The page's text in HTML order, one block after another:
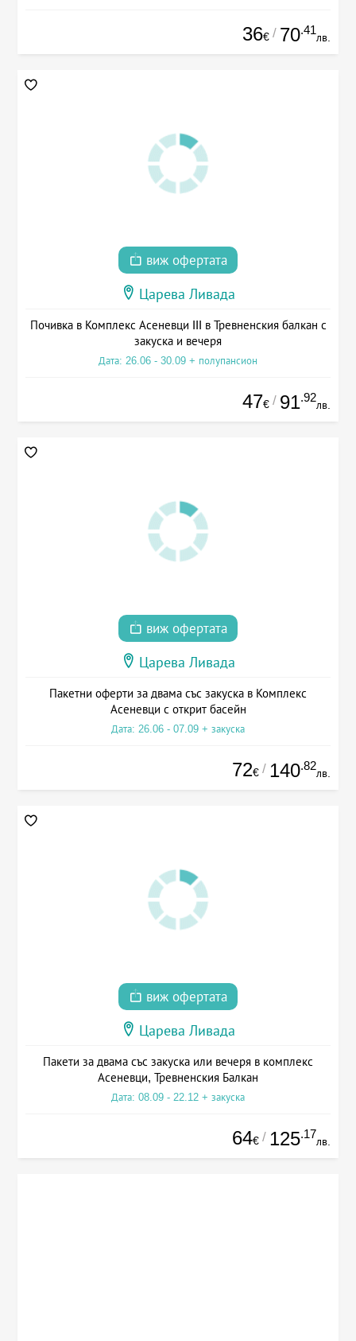
36€ / 70.41
лв.
виж офертата
Царева Ливада
Почивка в Комплекс Асеневци III в Тревненския балкан с
закуска и вечеря
Дата: 26.06 - 30.09 + полупансион
47€ / 91.92
лв.
виж офертата
Царева Ливада
Пакетни оферти за двама със закуска в Комплекс
Асеневци с открит басейн
Дата: 26.06 - 07.09 + закуска
72€ / 140.82
лв.
виж офертата
Царева Ливада
Пакети за двама със закуска или вечеря в комплекс
Асеневци, Тревненския Балкан
Дата: 08.09 - 22.12 + закуска
64€ / 125.17
лв.